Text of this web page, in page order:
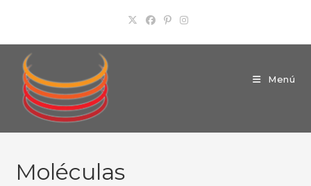
contenido
Menú
Moléculas